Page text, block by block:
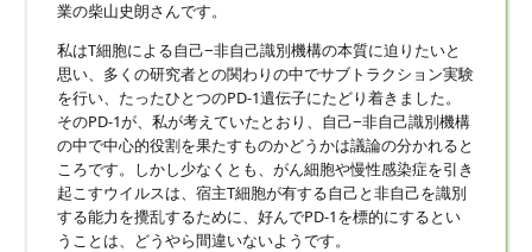
業の柴山史朗さんです。
私はT細胞による自己−非自己識別機構の本質に迫りたいと
思い、多くの研究者との関わりの中でサブトラクション実験
を行い、たったひとつのPD-1遺伝子にたどり着きました。
そのPD-1が、私が考えていたとおり、自己−非自己識別機構
の中で中心的役割を果たすものかどうかは議論の分かれると
ころです。しかし少なくとも、がん細胞や慢性感染症を引き
起こすウイルスは、宿主T細胞が有する自己と非自己を識別
する能力を攪乱するために、好んでPD-1を標的にするとい
うことは、どうやら間違いないようです。